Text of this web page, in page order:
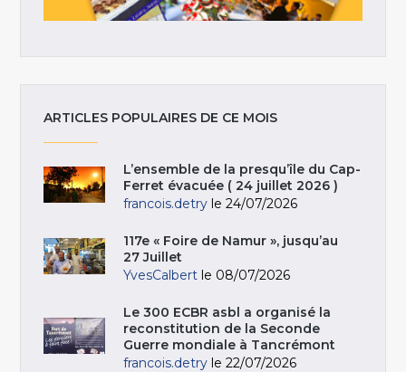
ARTICLES POPULAIRES DE CE MOIS
L’ensemble de la presqu’île du Cap-
Ferret évacuée ( 24 juillet 2026 )
francois.detry le 24/07/2026
117e « Foire de Namur », jusqu’au
27 Juillet
YvesCalbert le 08/07/2026
Le 300 ECBR asbl a organisé la
reconstitution de la Seconde
Guerre mondiale à Tancrémont
francois.detry le 22/07/2026